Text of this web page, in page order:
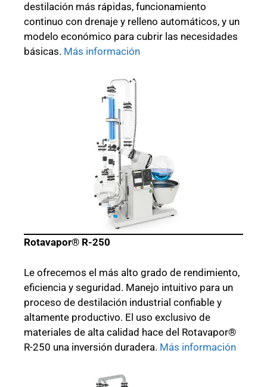
destilación más rápidas, funcionamiento
continuo con drenaje y relleno automáticos, y un
modelo económico para cubrir las necesidades
básicas. Más información
Rotavapor® R-250
Le ofrecemos el más alto grado de rendimiento,
eficiencia y seguridad. Manejo intuitivo para un
proceso de destilación industrial confiable y
altamente productivo. El uso exclusivo de
materiales de alta calidad hace del Rotavapor®
R-250 una inversión duradera. Más información